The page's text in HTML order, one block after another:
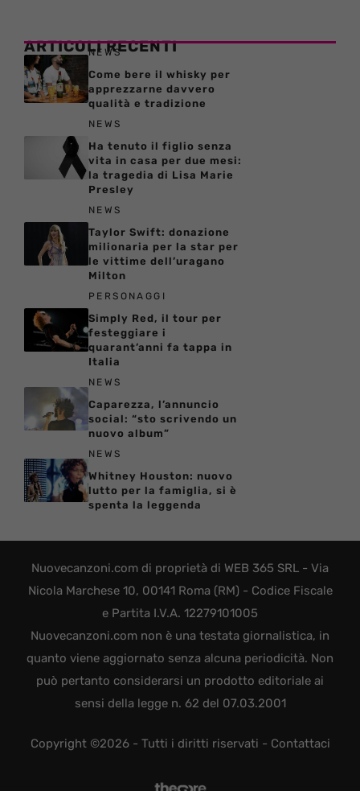
ARTICOLI RECENTI
NEWS
Come bere il whisky per
apprezzarne davvero
qualità e tradizione
NEWS
Ha tenuto il figlio senza
vita in casa per due mesi:
la tragedia di Lisa Marie
Presley
NEWS
Taylor Swift: donazione
milionaria per la star per
le vittime dell’uragano
Milton
PERSONAGGI
Simply Red, il tour per
festeggiare i
quarant’anni fa tappa in
Italia
NEWS
Caparezza, l’annuncio
social: “sto scrivendo un
nuovo album”
NEWS
Whitney Houston: nuovo
lutto per la famiglia, si è
spenta la leggenda
Nuovecanzoni.com di proprietà di WEB 365 SRL - Via
Nicola Marchese 10, 00141 Roma (RM) - Codice Fiscale
e Partita I.V.A. 12279101005
Nuovecanzoni.com non è una testata giornalistica, in
quanto viene aggiornato senza alcuna periodicità. Non
può pertanto considerarsi un prodotto editoriale ai
sensi della legge n. 62 del 07.03.2001
Copyright ©2026 - Tutti i diritti riservati - Contattaci